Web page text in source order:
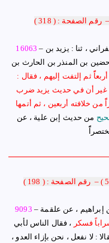
رقم الصفحة : ( 318 )
16063 – ، ثنا : يزيد بن
حضين بن المنذر بن الحارث بن
ثم إلتفت إليهم ، فقال :
غير أن في حديث يزيد ضرب
من خلافته أربعين ، ثم أتمها
من حديث إبن علية ، عن
– رقم الصفحة : ( 198 )
9093 – عبد الرزاق ، عن إبن عيينة ، عن الأعمش ، عن إبراهيم ، عن علقمة
فسكر ، فقال الناس لأبي
: لا نفعل ، نحن بإزاء العدو ،